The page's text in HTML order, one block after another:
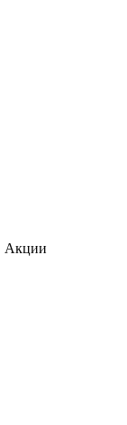
Акции